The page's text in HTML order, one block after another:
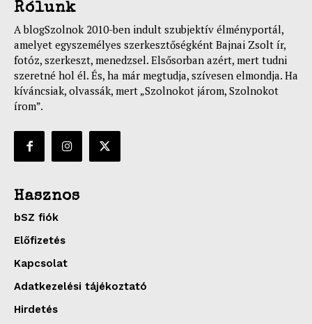
Rólunk
A blogSzolnok 2010-ben indult szubjektív élményportál,
amelyet egyszemélyes szerkesztőségként Bajnai Zsolt ír,
fotóz, szerkeszt, menedzsel. Elsősorban azért, mert tudni
szeretné hol él. És, ha már megtudja, szívesen elmondja. Ha
kíváncsiak, olvassák, mert „Szolnokot járom, Szolnokot
írom”.
Hasznos
bSZ fiók
Előfizetés
Kapcsolat
Adatkezelési tájékoztató
Hirdetés